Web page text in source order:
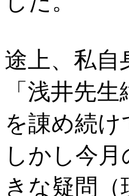
途上、私自
「浅井先
を諌め続
しかし今
きな疑問